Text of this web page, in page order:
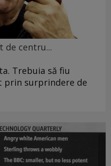
de centru...
Trebuia să fiu
prin surprindere de